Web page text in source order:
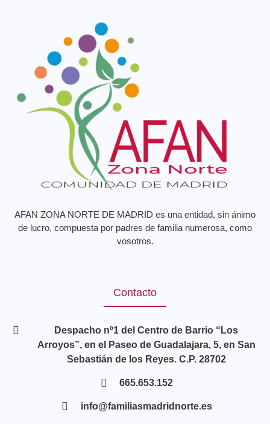
AFAN ZONA NORTE DE MADRID es una entidad, sin ánimo
de lucro, compuesta por padres de familia numerosa, como
vosotros.
Contacto
Despacho nº1 del Centro de Barrio “Los
Arroyos”, en el Paseo de Guadalajara, 5, en San
Sebastián de los Reyes. C.P. 28702
665.653.152
info@familiasmadridnorte.es